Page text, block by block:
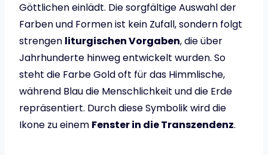
Göttlichen einlädt. Die sorgfältige Auswahl der
Farben und Formen ist kein Zufall, sondern folgt
strengen liturgischen Vorgaben, die über
Jahrhunderte hinweg entwickelt wurden. So
steht die Farbe Gold oft für das Himmlische,
während Blau die Menschlichkeit und die Erde
repräsentiert. Durch diese Symbolik wird die
Ikone zu einem Fenster in die Transzendenz.